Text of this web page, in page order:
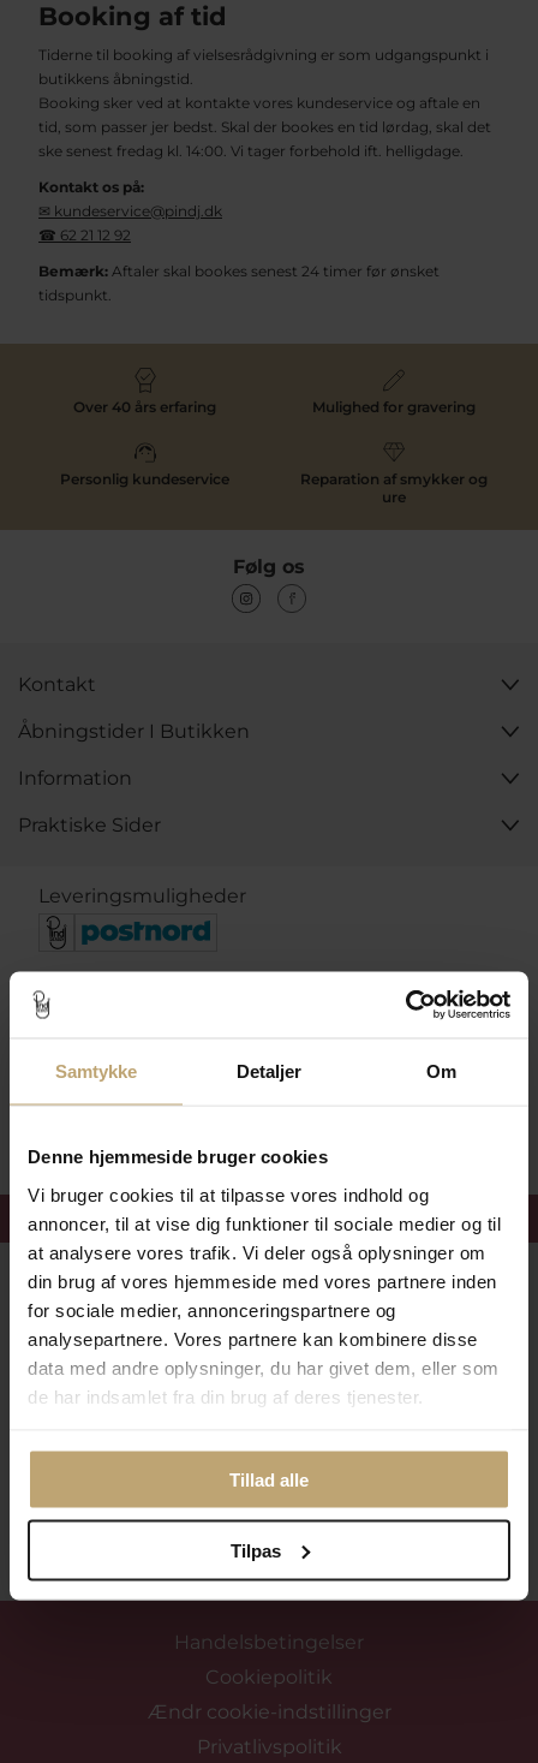
Samtykke Detaljer Om
Denne hjemmeside bruger cookies
Vi bruger cookies til at tilpasse vores indhold og
annoncer, til at vise dig funktioner til sociale medier og til
at analysere vores trafik. Vi deler også oplysninger om
din brug af vores hjemmeside med vores partnere inden
for sociale medier, annonceringspartnere og
analysepartnere. Vores partnere kan kombinere disse
data med andre oplysninger, du har givet dem, eller som
de har indsamlet fra din brug af deres tjenester.
Tillad alle
Tilpas
Booking af tid
Tiderne til booking af vielsesrådgivning er som udgangspunkt i
butikkens åbningstid.
Booking sker ved at kontakte vores kundeservice og aftale en
tid, som passer jer bedst. Skal der bookes en tid lørdag, skal det
ske senest fredag kl. 14:00. Vi tager forbehold ift. helligdage.
Kontakt os på:
✉ kundeservice@pindj.dk
☎ 62 21 12 92
Bemærk: Aftaler skal bookes senest 24 timer før ønsket
tidspunkt.
Over 40 års erfaring Mulighed for gravering
Personlig kundeservice
Reparation af smykker og
ure
Følg os
Kontakt
Åbningstider I Butikken
Information
Praktiske Sider
Leveringsmuligheder
Betalingsmuligheder
Sikker Og Tryg E-Handel
Få 15% velkomstrabat
Følg med i vores nyhedsbrev
Læs mere her
Tilmeld mig nyhedsbrevet
Handelsbetingelser
Cookiepolitik
Ændr cookie-indstillinger
Privatlivspolitik